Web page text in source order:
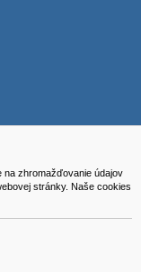
zhromažďovanie údajov
stránky. Naše cookies